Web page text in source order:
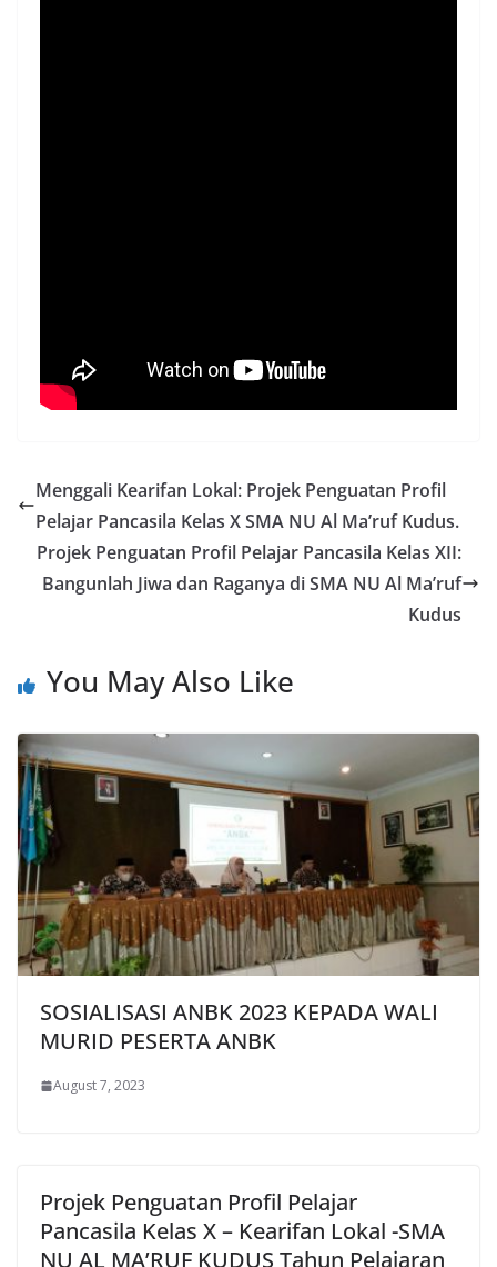
Menggali Kearifan Lokal: Projek Penguatan Profil
Pelajar Pancasila Kelas X SMA NU Al Ma’ruf Kudus.
Projek Penguatan Profil Pelajar Pancasila Kelas XII:
Bangunlah Jiwa dan Raganya di SMA NU Al Ma’ruf
Kudus
You May Also Like
SOSIALISASI ANBK 2023 KEPADA WALI
MURID PESERTA ANBK
August 7, 2023
Projek Penguatan Profil Pelajar
Pancasila Kelas X – Kearifan Lokal -SMA
NU AL MA’RUF KUDUS Tahun Pelajaran